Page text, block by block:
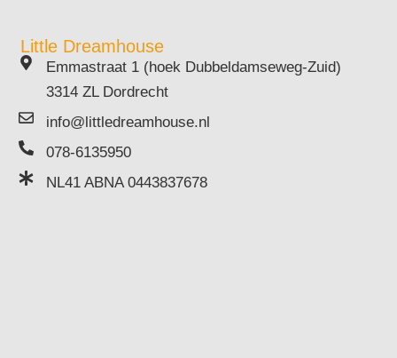
Little Dreamhouse
Emmastraat 1 (hoek Dubbeldamseweg-Zuid)
3314 ZL Dordrecht
info@littledreamhouse.nl
078-6135950
NL41 ABNA 0443837678